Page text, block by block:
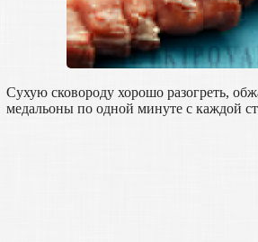
Сухую сковороду хорошо разогреть,
медальоны по одной минуте с каждой